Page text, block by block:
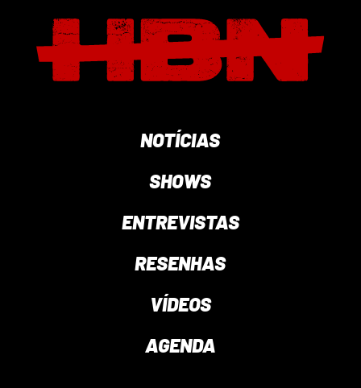
NOTÍCIAS
SHOWS
ENTREVISTAS
RESENHAS
VÍDEOS
AGENDA